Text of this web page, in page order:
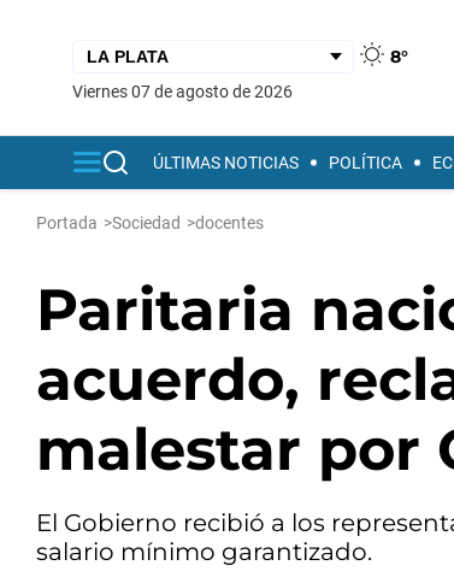
8°
viernes 07 de agosto de 2026
ÚLTIMAS NOTICIAS POLÍTICA
Portada >Sociedad >docentes
Paritaria
acuerdo,
malestar por
El Gobierno recibió a los
salario mínimo garantizado.